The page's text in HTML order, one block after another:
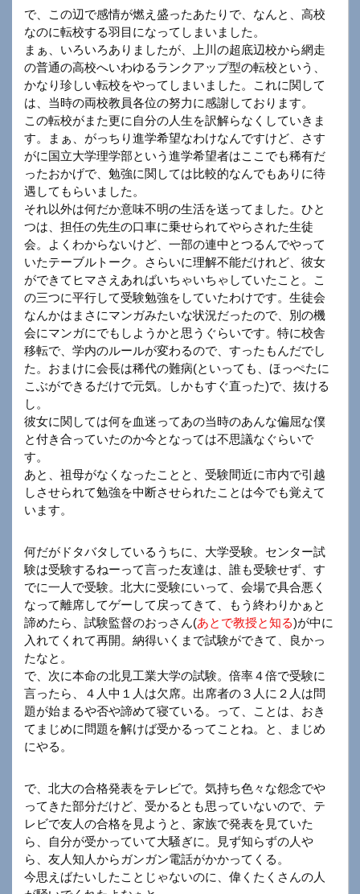
で、この辺で感情が燃え盛ったあたりで、なんと、高校
なのに転校する羽目になってしまいました。
まぁ、いろいろありましたが、上川の超底辺校から網走
の普通の高校へいわゆるランクアップ型の転校という、
かなり珍しい転校をやってしまいました。これに関して
は、当時の両校教員各位の努力に感謝しております。
この転校がまた更に自分の人生を訳解らなくしていきま
す。まぁ、がっちり進学希望なわけなんですけど、さす
がに国立大学理学部という進学希望者はここでも稀有だ
ったおかげで、勉強に関しては比較的なんでもありに待
遇してもらいました。
それ以外は何だか意味不明の生活を送ってました。ひと
つは、担任の先生の口車に乗せられてやらされた生徒
会。よくわからないけど、一部の連中とつるんでやって
いたテーブルトーク。さらいに理解不能だけれど、彼女
ができてヒマさえあればいちゃいちゃしていたこと。こ
の三つに平行して受験勉強をしていたわけです。生徒会
なんかはまさにマンガみたいな状況だったので、別の機
会にマンガにでもしようかと思うぐらいです。特に校舎
移転で、学内のルールが変わるので、すったもんだでし
た。おまけに会長は稀代の難病(といっても、ほっぺたに
こぶができるだけで元気。しかもすぐ直った)で、抜ける
し。
彼女に関しては何を血迷ってあの当時のあんな偏屈な僕
と付き合っていたのか今となっては不思議なぐらいで
す。
あと、祖母がなくなったことと、受験間近に市内で引越
しさせられて勉強を中断させられたことは今でも覚えて
います。
何だがドタバタしているうちに、大学受験。センター試
験は受験するねーって言った友達は、誰も受験せず、す
でに一人で受験。北大に受験にいって、会場で具合悪く
なって離席してゲーして戻ってきて、もう終わりかぁと
諦めたら、試験監督のおっさん(あとで教授と知る)が中に
入れてくれて再開。納得いくまで試験ができて、良かっ
たなと。
で、次に本命の北見工業大学の試験。倍率４倍で受験に
言ったら、４人中１人は欠席。出席者の３人に２人は問
題が始まるや否や諦めて寝ている。って、ことは、おき
てまじめに問題を解けば受かるってことね。と、まじめ
にやる。
で、北大の合格発表をテレビで。気持ち色々な怨念でや
ってきた部分だけど、受かるとも思っていないので、テ
レビで友人の合格を見ようと、家族で発表を見ていた
ら、自分が受かっていて大騒ぎに。見ず知らずの人や
ら、友人知人からガンガン電話がかかってくる。
今思えばたいしたことじゃないのに、偉くたくさんの人